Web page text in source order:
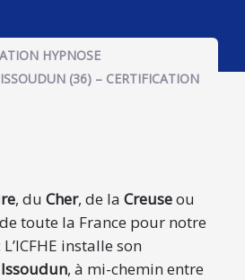
HYPNOSE
(36) – CERTIFICATION
, du Cher, de la Creuseou
toute la France pour notre
installe son
Issoudun, à mi-chemin entre